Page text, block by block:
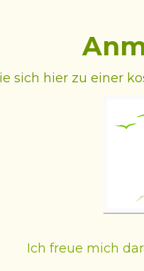
sich hier zu einer
Ich freue mich